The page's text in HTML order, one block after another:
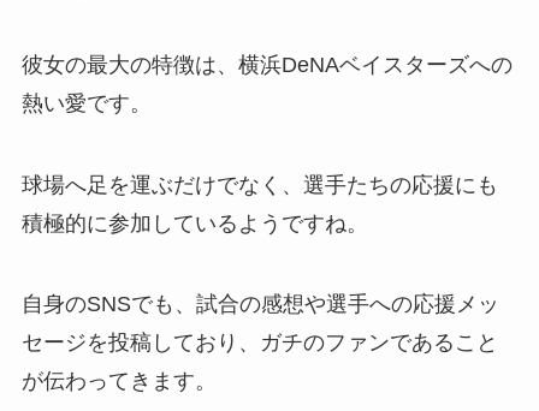
彼女の最大の特徴は、横浜DeNAベイスターズへの
熱い愛です。
球場へ足を運ぶだけでなく、選手たちの応援にも
積極的に参加しているようですね。
自身のSNSでも、試合の感想や選手への応援メッ
セージを投稿しており、ガチのファンであること
が伝わってきます。